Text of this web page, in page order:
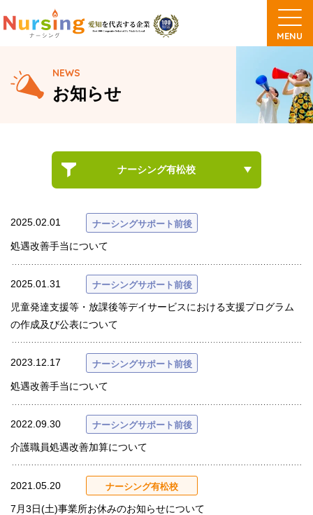
NEWS
お知らせ
ナーシング有松校
2025.02.01 ナーシングサポート前後
処遇改善手当について
2025.01.31 ナーシングサポート前後
児童発達支援等・放課後等デイサービスにおける支援プログラム
の作成及び公表について
2023.12.17 ナーシングサポート前後
処遇改善手当について
2022.09.30 ナーシングサポート前後
介護職員処遇改善加算について
2021.05.20 ナーシング有松校
7月3日(土)事業所お休みのお知らせについて